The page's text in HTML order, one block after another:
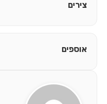
צירים
אוספים